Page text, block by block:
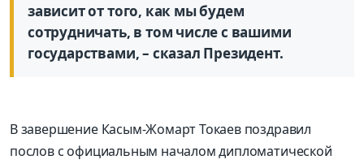
зависит от того, как мы будем
сотрудничать, в том числе с вашими
государствами, – сказал Президент.
В завершение Касым-Жомарт Токаев поздравил
послов с официальным началом дипломатической